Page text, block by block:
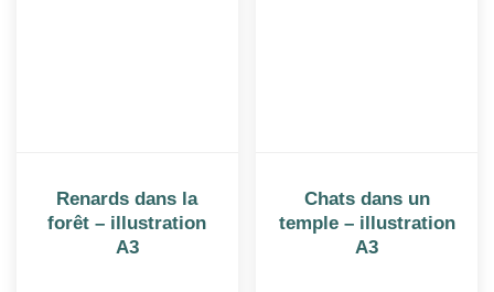
Renards dans la
forêt – illustration
A3
Chats dans un
temple – illustration
A3